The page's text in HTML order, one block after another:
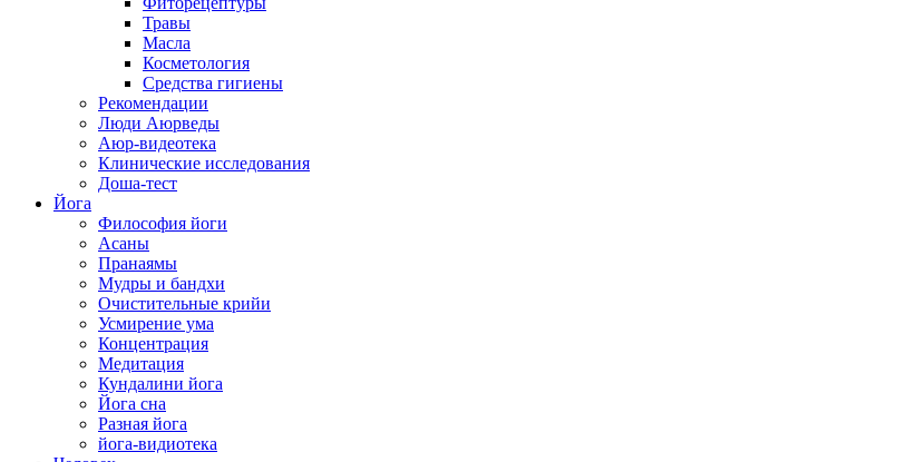
Травы
Масла
Косметология
Средства гигиены
Рекомендации
Люди Аюрведы
Аюр-видеотека
Клинические исследования
Доша-тест
Йога
Философия йоги
Асаны
Пранаямы
Мудры и бандхи
Очистительные крийи
Усмирение ума
Концентрация
Медитация
Кундалини йога
Йога сна
Разная йога
йога-видиотека